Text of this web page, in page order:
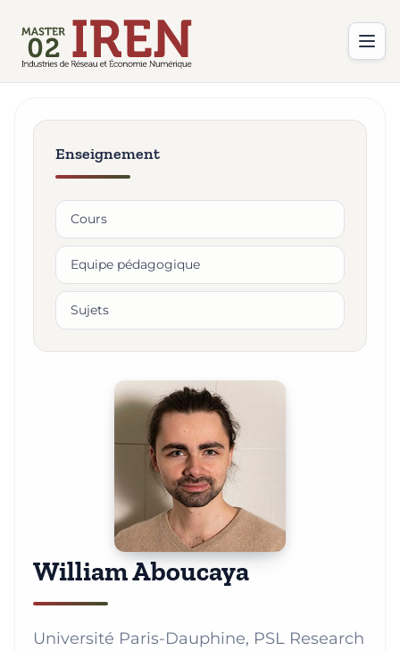
Enseignement
Cours
Equipe pédagogique
Sujets
William Aboucaya
Université Paris-Dauphine, PSL Research